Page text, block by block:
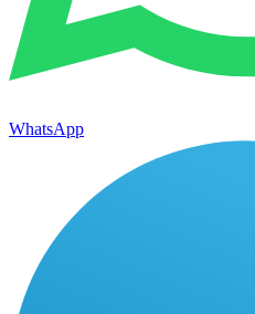
WhatsApp